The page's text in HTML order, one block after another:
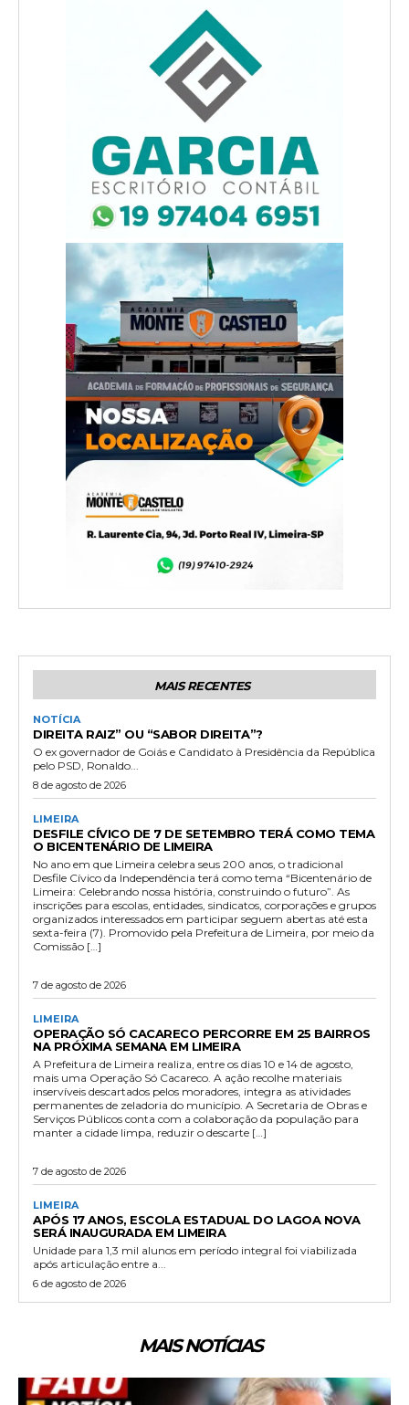
MAIS RECENTES
NOTÍCIA
DIREITA RAIZ” OU “SABOR DIREITA”?
O ex governador de Goiás e Candidato à Presidência da República
pelo PSD, Ronaldo...
8 de agosto de 2026
LIMEIRA
DESFILE CÍVICO DE 7 DE SETEMBRO TERÁ COMO TEMA
O BICENTENÁRIO DE LIMEIRA
No ano em que Limeira celebra seus 200 anos, o tradicional
Desfile Cívico da Independência terá como tema “Bicentenário de
Limeira: Celebrando nossa história, construindo o futuro”. As
inscrições para escolas, entidades, sindicatos, corporações e grupos
organizados interessados em participar seguem abertas até esta
sexta-feira (7). Promovido pela Prefeitura de Limeira, por meio da
Comissão […]
7 de agosto de 2026
LIMEIRA
OPERAÇÃO SÓ CACARECO PERCORRE EM 25 BAIRROS
NA PRÓXIMA SEMANA EM LIMEIRA
A Prefeitura de Limeira realiza, entre os dias 10 e 14 de agosto,
mais uma Operação Só Cacareco. A ação recolhe materiais
inservíveis descartados pelos moradores, integra as atividades
permanentes de zeladoria do município. A Secretaria de Obras e
Serviços Públicos conta com a colaboração da população para
manter a cidade limpa, reduzir o descarte […]
7 de agosto de 2026
LIMEIRA
APÓS 17 ANOS, ESCOLA ESTADUAL DO LAGOA NOVA
SERÁ INAUGURADA EM LIMEIRA
Unidade para 1,3 mil alunos em período integral foi viabilizada
após articulação entre a...
6 de agosto de 2026
MAIS NOTÍCIAS